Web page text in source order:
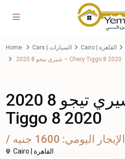
Home Cars | السيارات Cairo | القاهرة
شيري تيجو 8 2020 – Chery Tiggo 8 2020
شيري تيجو 8 2020 – Chery
Tiggo 8 2020
/ الإيجار اليومي: 1600 جنيه
Cairo | القاهرة